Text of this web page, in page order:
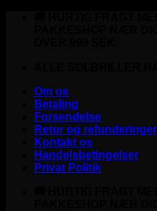
Om os
Betaling
Forsendelse
Retur og refunderinger
Kontakt os
Handelsbetingelser
Privat Politik